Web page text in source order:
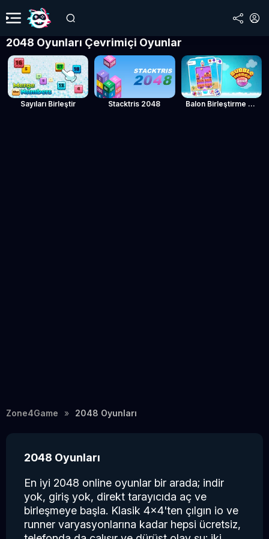
2048 Oyunları Çevrimiçi Oyunlar
Sayıları Birleştir Stacktris 2048 Balon Birleştirme 2048
Zone4Game 2048 Oyunları
2048 Oyunları
En iyi 2048 online oyunlar bir arada; indir
yok, giriş yok, direkt tarayıcıda aç ve
birleşmeye başla. Klasik 4x4'ten çılgın io ve
runner varyasyonlarına kadar hepsi ücretsiz,